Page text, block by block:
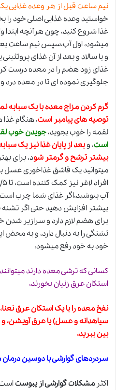
نیم ساعت قبل از هر وعده غذایی
خواستید وعده غذایی اصلی خود را
غذا شروع کنید، چون هرآنچه ابتدا
میشود، اول آب،سپس نیم ساعت
و یا سالاد و بعد از آن غذای
غذای زود هضم را در معده درست
جلوگیری نموده ای تا در معده
گرم کردن مزاج معده با یک سبابه
توصیه های پیامبر است، هنگام
لقمه را خوب بجوید،جویدن خوب
است، وبعد از پایان غذا نیز یک
بیشتر ترشح و گرمتر شود، برای
میتوانید یک قاشق غذاخوری عسل
بیشتر افزایش دهید حتی اگر تشنه
برای هضم لازم داردوسرازیر شدن
تشنگی را به دنبال دارد، و به
خود به خود رفع میشود،
کسانی که ترشی معده دارند
استکان عرق زنیان بخورند،
نفخ معده را با یک استکان عرق
سیاهدانه و عسل) یا عرق آویشن، و
بین ببرید،
سردردهای گوارشی با دوسین درمان
اکثرمشکلات گوارشی از یبوست